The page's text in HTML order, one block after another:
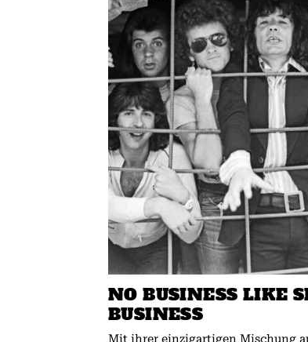
NO BUSINESS LIKE
BUSINESS
Mit ihrer einzigartigen Mischung